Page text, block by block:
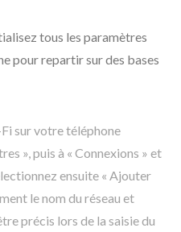
tous les paramètres
pour repartir sur des bases
sur votre téléphone
», puis à « Connexions » et
ensuite « Ajouter
le nom du réseau et
précis lors de la saisie du